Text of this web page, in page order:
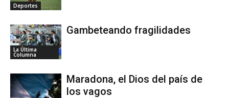
Deportes
La Última
Columna
Gambeteando fragilidades
Maradona, el Dios del país de
los vagos